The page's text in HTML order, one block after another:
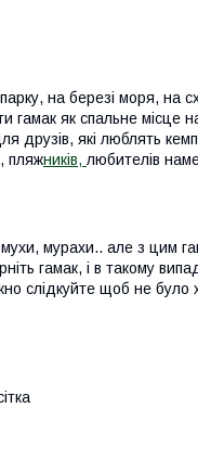
на березі моря, на
гамак як спальне місце
друзів, які люблять
пляжників, любителів
мухи, мурахи.. але з цим
гамак, і в такому
слідкуйте щоб не було